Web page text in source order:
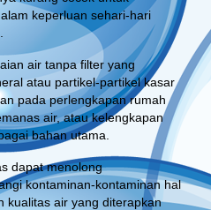
keperluan sehari-hari
air tanpa filter yang
atau partikel-partikel kasar
pada perlengkapan rumah
air, atau kelengkapan
bahan utama.
dapat menolong
kontaminan-kontaminan hal
kualitas air yang diterapkan